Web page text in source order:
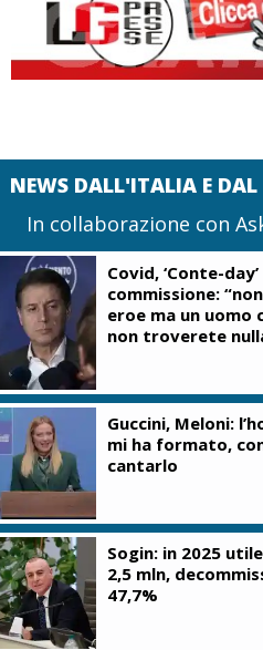
NEWS DALL'ITALIA E
In collaborazione con
Covid, ‘Conte-
commissione:
eroe ma un
non troverete
Guccini, Meloni:
mi ha formato,
cantarlo
Sogin: in 2025
2,5 mln,
47,7%